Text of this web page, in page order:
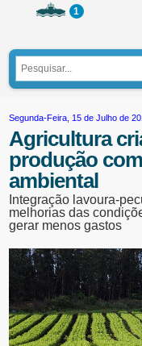
1
Segunda-Feira, 15 de Julho de
Agricultura
produção
ambiental
Integração lavoura-
melhorias das
gerar menos gastos